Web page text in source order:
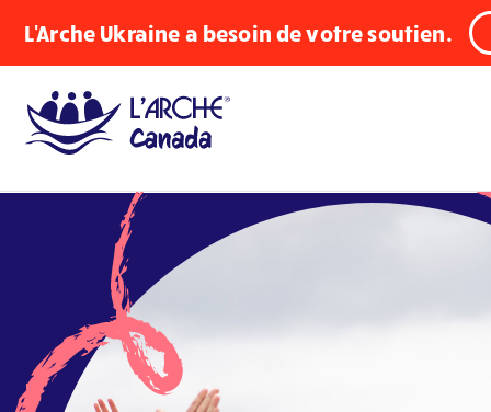
L'Arche Ukraine a besoin de votre soutien.